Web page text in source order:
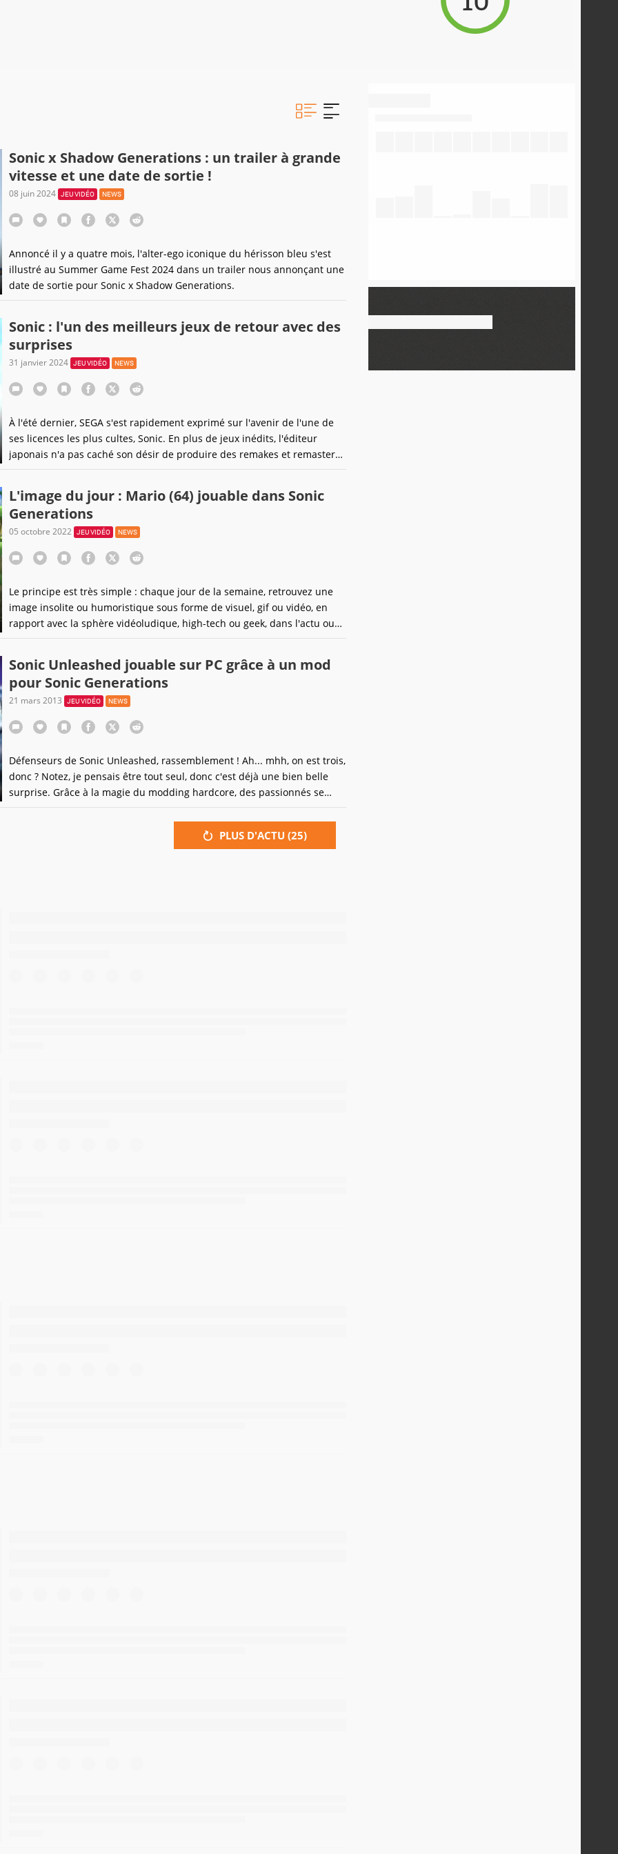
Sonic x Shadow Generations : un trailer à grande
vitesse et une date de sortie !
08 juin 2024 JEU VIDÉO NEWS
Annoncé il y a quatre mois, l'alter-ego iconique du hérisson bleu s'est
illustré au Summer Game Fest 2024 dans un trailer nous annonçant une
date de sortie pour Sonic x Shadow Generations.
Sonic : l'un des meilleurs jeux de retour avec des
surprises
31 janvier 2024 JEU VIDÉO NEWS
À l'été dernier, SEGA s'est rapidement exprimé sur l'avenir de l'une de
ses licences les plus cultes, Sonic. En plus de jeux inédits, l'éditeur
japonais n'a pas caché son désir de produire des remakes et remasters.
Et ça tombe bien, car tout récemment, une rumeur a sous-entendu
plus modernes. La confirmation a eu
L'image du jour : Mario (64) jouable dans Sonic
Generations
05 octobre 2022 JEU VIDÉO NEWS
Le principe est très simple : chaque jour de la semaine, retrouvez une
image insolite ou humoristique sous forme de visuel, gif ou vidéo, en
rapport avec la sphère vidéoludique, high-tech ou geek, dans l'actu ou
intemporelle !
Sonic Unleashed jouable sur PC grâce à un mod
pour Sonic Generations
21 mars 2013 JEU VIDÉO NEWS
Défenseurs de Sonic Unleashed, rassemblement ! Ah... mhh, on est trois,
donc ? Notez, je pensais être tout seul, donc c'est déjà une bien belle
surprise. Grâce à la magie du modding hardcore, des passionnés se
sont lancés le défi de réaliser une conversion totale de la version PC de
Sonic Generations, en y modélisant les niveaux de son aïeul mal aimé
PLUS D'ACTU (25)